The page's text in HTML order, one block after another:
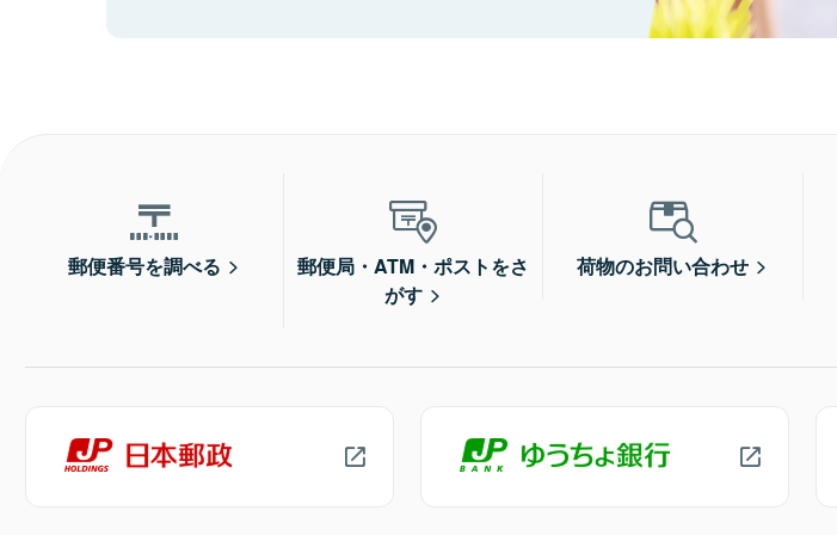
郵便番号を調べる
郵便局・ATM・ポストをさ
がす
荷物のお問い合わせ